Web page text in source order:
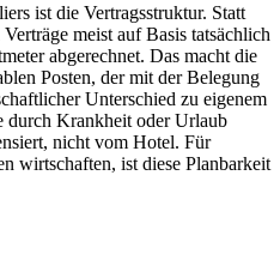
ist die Vertragsstruktur. Statt
meist auf Basis tatsächlich
abgerechnet. Das macht die
Posten, der mit der Belegung
Unterschied zu eigenem
durch Krankheit oder Urlaub
nicht vom Hotel. Für
wirtschaften, ist diese Planbarkeit